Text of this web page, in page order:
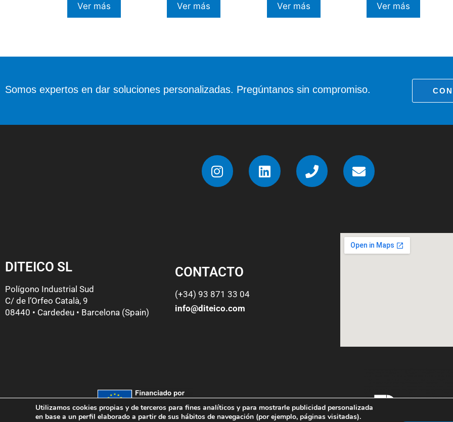
Ver más Ver más Ver más Ver más
Somos expertos en dar soluciones personalizadas. Pregúntanos sin compromiso.
DITEICO SL
Polígono Industrial Sud
C/ de l’Orfeo Català, 9
08440 • Cardedeu • Barcelona (Spain)
CONTACTO
(+34) 93 871 33 04
info@diteico.com
Utilizamos cookies propias y de terceros para fines analíticos y para mostrarle publicidad personalizada
en base a un perfil elaborado a partir de sus hábitos de navegación (por ejemplo, páginas visitadas).